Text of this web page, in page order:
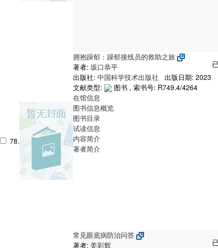
78.
拥抱躁郁：躁郁接线员的救助之旅
著者: 坂口恭平
出版社: 中国科学技术出版社
出版日期: 2023
文献类型:
图书 , 索书号: R749.4/4264
在馆信息
图书信息概览
图书目录
试读信息
内容简介
著者简介
常见眼底病防治问答
著者: 姜彩辉